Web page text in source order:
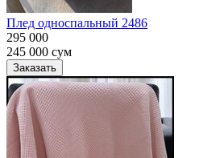
Плед односпальный 2486
295 000
245 000 сум
Заказать